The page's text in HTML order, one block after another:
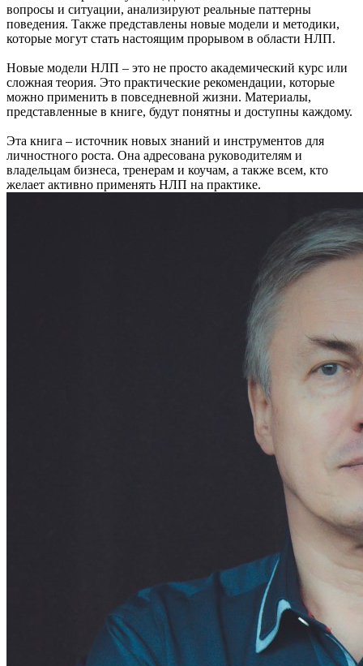
вопросы и ситуации, анализируют реальные паттерны
поведения. Также представлены новые модели и методики,
которые могут стать настоящим прорывом в области НЛП.
Новые модели НЛП – это не просто академический курс или
сложная теория. Это практические рекомендации, которые
можно применить в повседневной жизни. Материалы,
представленные в книге, будут понятны и доступны каждому.
Эта книга – источник новых знаний и инструментов для
личностного роста. Она адресована руководителям и
владельцам бизнеса, тренерам и коучам, а также всем, кто
желает активно применять НЛП на практике.